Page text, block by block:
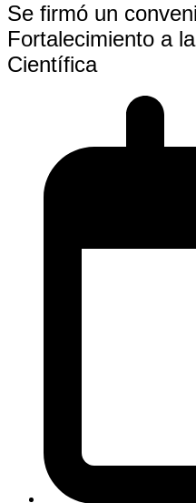
Se firmó un
Fortalecimiento a
Científica